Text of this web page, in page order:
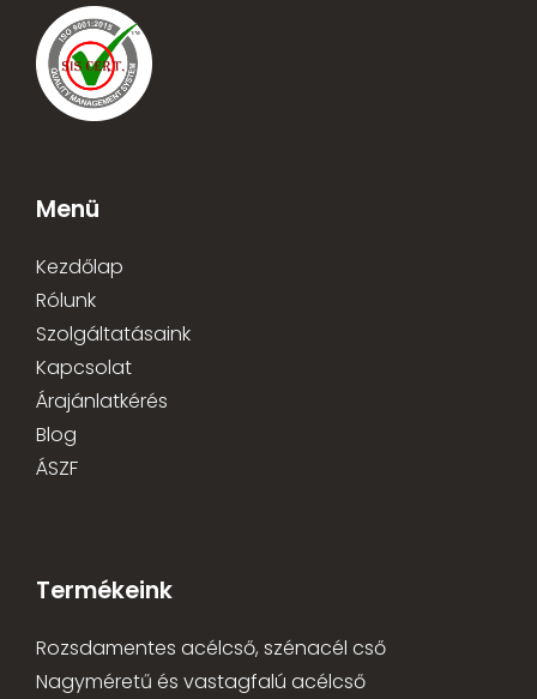
Menü
Kezdőlap
Rólunk
Szolgáltatásaink
Kapcsolat
Árajánlatkérés
Blog
ÁSZF
Termékeink
Rozsdamentes acélcső, szénacél cső
Nagyméretű és vastagfalú acélcső